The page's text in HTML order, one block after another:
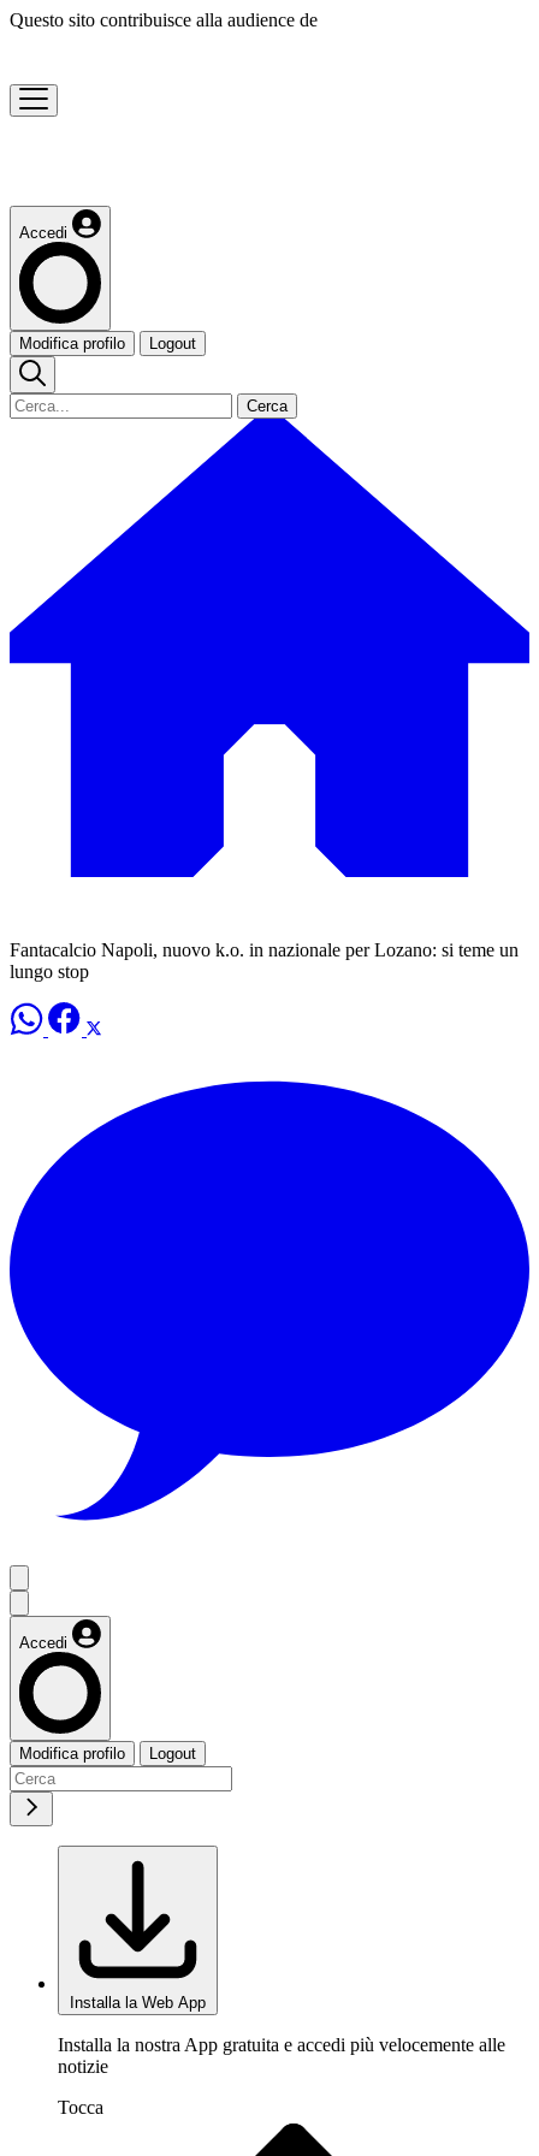
Questo sito contribuisce alla audience de
Accedi
Modifica profilo Logout
Cerca
Fantacalcio Napoli, nuovo k.o. in nazionale per Lozano: si teme un
lungo stop
Accedi
Modifica profilo Logout
Installa la Web App
Installa la nostra App gratuita e accedi più velocemente alle
notizie
Tocca